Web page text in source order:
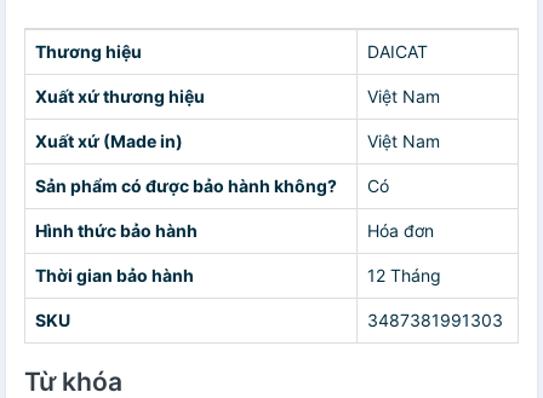
Thương hiệu DAICAT
Xuất xứ thương hiệu Việt Nam
Xuất xứ (Made in) Việt Nam
Sản phẩm có được bảo hành không? Có
Hình thức bảo hành Hóa đơn
Thời gian bảo hành 12 Tháng
SKU 3487381991303
Từ khóa